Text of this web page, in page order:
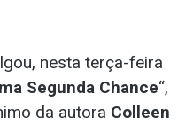
nesta terça-feira
Segunda Chance“,
da autora Colleen